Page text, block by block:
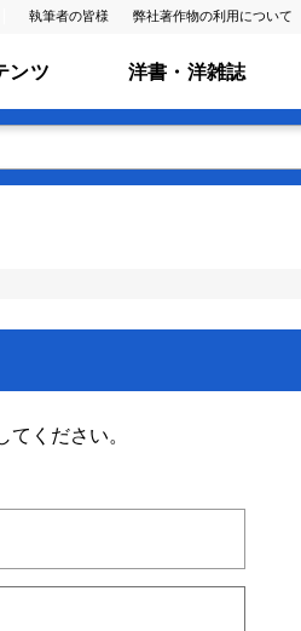
執筆者の皆様 弊社著作物の利用について
ンツ 洋書・洋雑誌
ください。